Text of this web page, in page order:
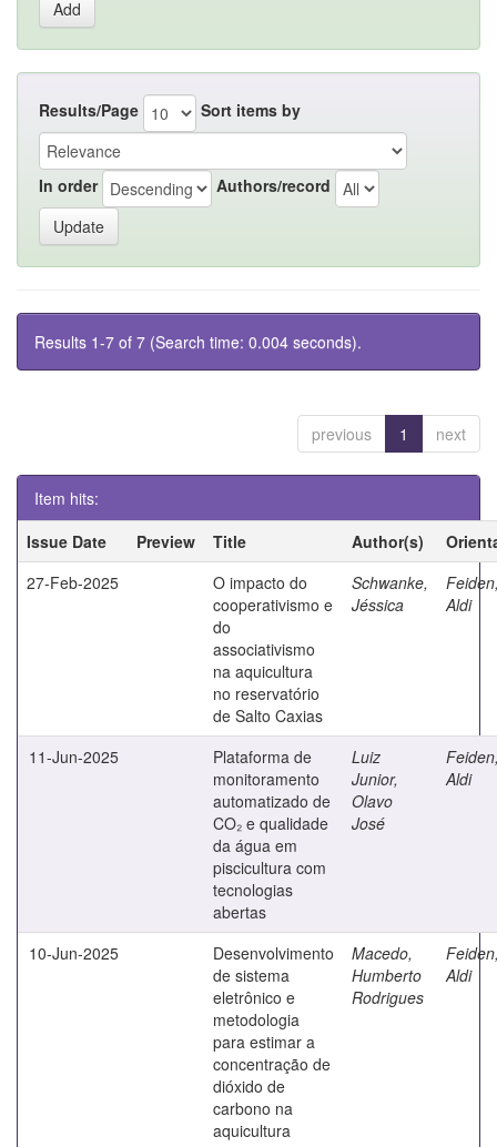
Results/Page Sort items by
In order Authors/record
Results 1-7 of 7 (Search time: 0.004 seconds).
previous 1 next
Item hits:
Issue Date
Preview Title Author(s)
27-Feb-2025
O impacto do
cooperativismo e
do
associativismo
na aquicultura
no reservatório
de Salto Caxias
Schwanke,
Jéssica
Aldi
11-Jun-2025
Plataforma de
monitoramento
automatizado de
CO₂ e qualidade
da água em
piscicultura com
tecnologias
abertas
Luiz
Junior,
Olavo
José
Aldi
10-Jun-2025
Desenvolvimento
de sistema
eletrônico e
metodologia
para estimar a
concentração de
dióxido de
carbono na
aquicultura
Macedo,
Humberto
Rodrigues
Aldi